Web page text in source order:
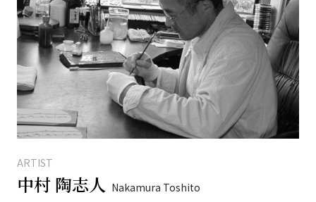
ARTIST
中村 陶志人 Nakamura Toshito